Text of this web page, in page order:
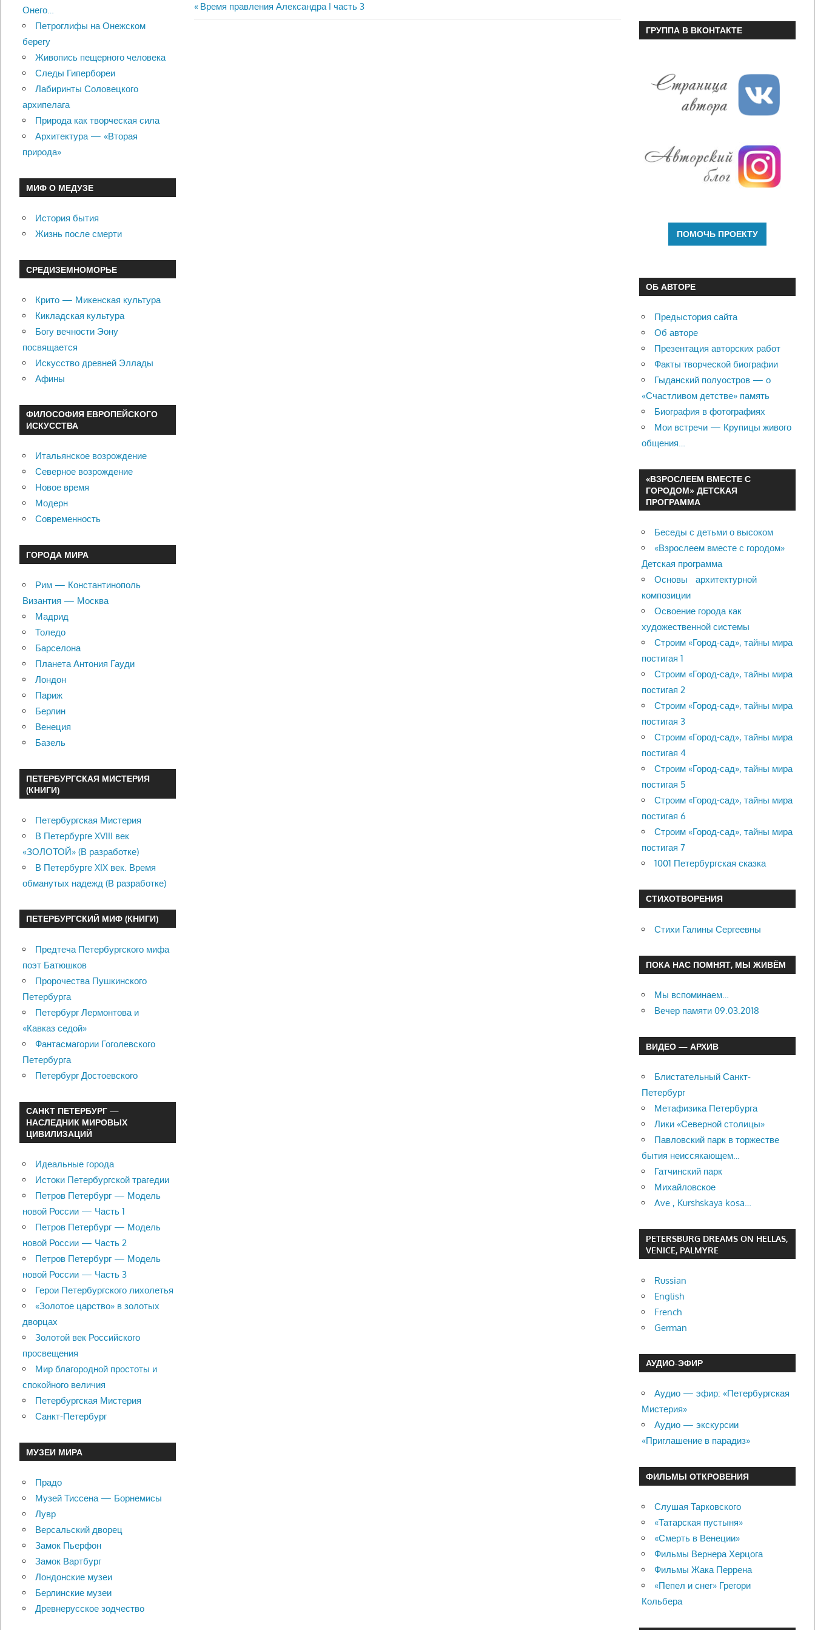
Навигация
Previous
Post:
Время правления Александра I часть 3
Онего…
Петроглифы на Онежском
берегу
Живопись пещерного человека
Следы Гипербореи
Лабиринты Соловецкого
архипелага
Природа как творческая сила
Архитектура — «Вторая
природа»
МИФ О МЕДУЗЕ
История бытия
Жизнь после смерти
СРЕДИЗЕМНОМОРЬЕ
Крито — Микенская культура
Кикладская культура
Богу вечности Эону
посвящается
Искусство древней Эллады
Афины
ФИЛОСОФИЯ ЕВРОПЕЙСКОГО
ИСКУССТВА
Итальянское возрождение
Северное возрождение
Новое время
Модерн
Современность
ГОРОДА МИРА
Рим — Константинополь
Византия — Москва
Мадрид
Толедо
Барселона
Планета Антония Гауди
Лондон
Париж
Берлин
Венеция
Базель
ПЕТЕРБУРГСКАЯ МИСТЕРИЯ
(КНИГИ)
Петербургская Мистерия
В Петербурге XVIII век
«ЗОЛОТОЙ» (В разработке)
В Петербурге XIX век. Время
обманутых надежд (В разработке)
ПЕТЕРБУРГСКИЙ МИФ (КНИГИ)
Предтеча Петербургского мифа
поэт Батюшков
Пророчества Пушкинского
Петербурга
Петербург Лермонтова и
«Кавказ седой»
Фантасмагории Гоголевского
Петербурга
Петербург Достоевского
САНКТ ПЕТЕРБУРГ —
НАСЛЕДНИК МИРОВЫХ
ЦИВИЛИЗАЦИЙ
Идеальные города
Истоки Петербургской трагедии
Петров Петербург — Модель
новой России — Часть 1
Петров Петербург — Модель
новой России — Часть 2
Петров Петербург — Модель
новой России — Часть 3
Герои Петербургского лихолетья
«Золотое царство» в золотых
дворцах
Золотой век Российского
просвещения
Мир благородной простоты и
спокойного величия
Петербургская Мистерия
Санкт-Петербург
МУЗЕИ МИРА
Прадо
Музей Тиссена — Борнемисы
Лувр
Версальский дворец
Замок Пьерфон
Замок Вартбург
Лондонские музеи
Берлинские музеи
Древнерусское зодчество
ГРУППА В ВКОНТАКТЕ
ОБ АВТОРЕ
Предыстория сайта
Об авторе
Презентация авторских работ
Факты творческой биографии
Гыданский полуостров — о
«Счастливом детстве» память
Биография в фотографиях
Мои встречи — Крупицы живого
общения…
«ВЗРОСЛЕЕМ ВМЕСТЕ С
ГОРОДОМ» ДЕТСКАЯ
ПРОГРАММА
Беседы с детьми о высоком
«Взрослеем вместе с городом»
Детская программа
Основы архитектурной
композиции
Освоение города как
художественной системы
Строим «Город-сад», тайны мира
постигая 1
Строим «Город-сад», тайны мира
постигая 2
Строим «Город-сад», тайны мира
постигая 3
Строим «Город-сад», тайны мира
постигая 4
Строим «Город-сад», тайны мира
постигая 5
Строим «Город-сад», тайны мира
постигая 6
Строим «Город-сад», тайны мира
постигая 7
1001 Петербургская сказка
СТИХОТВОРЕНИЯ
Стихи Галины Сергеевны
ПОКА НАС ПОМНЯТ, МЫ ЖИВЁМ
Мы вспоминаем…
Вечер памяти 09.03.2018
ВИДЕО — АРХИВ
Блистательный Санкт-
Петербург
Метафизика Петербурга
Лики «Северной столицы»
Павловский парк в торжестве
бытия неиссякающем…
Гатчинский парк
Михайловское
Ave , Kurshskaya kosa…
PETERSBURG DREAMS ON HELLAS,
VENICE, PALMYRE
Russian
English
French
German
АУДИО-ЭФИР
Аудио — эфир: «Петербургская
Мистерия»
Аудио — экскурсии
«Приглашение в парадиз»
ФИЛЬМЫ ОТКРОВЕНИЯ
Слушая Тарковского
«Татарская пустыня»
«Смерть в Венеции»
Фильмы Вернера Херцога
Фильмы Жака Перрена
«Пепел и снег» Грегори
Кольбера